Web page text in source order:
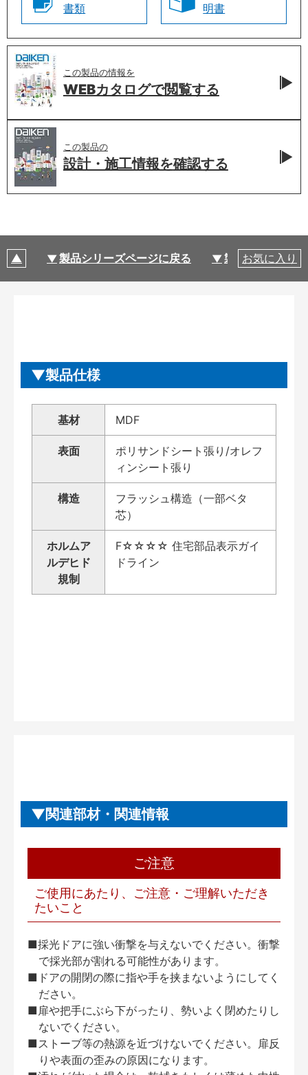
書類
明書
この製品の情報を
WEBカタログで閲覧する
この製品の
設計・施工情報を確認する
製品シリーズページに戻る 製品仕様
お気に入り
製品仕様
基材 MDF
表面
ポリサンドシート張り/オレフ
ィンシート張り
構造
フラッシュ構造（一部ベタ
芯）
ホルムア
ルデヒド
規制
F☆☆☆☆ 住宅部品表示ガイ
ドライン
関連部材・関連情報
ご注意
ご使用にあたり、ご注意・ご理解いただき
たいこと
■採光ドアに強い衝撃を与えないでください。衝撃
で採光部が割れる可能性があります。
■ドアの開閉の際に指や手を挟まないようにしてく
ださい。
■扉や把手にぶら下がったり、勢いよく閉めたりし
ないでください。
■ストーブ等の熱源を近づけないでください。扉反
りや表面の歪みの原因になります。